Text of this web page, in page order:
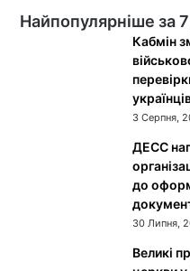
Найпопулярніше за 7
Кабмін
3 Серпня,
ДЕСС
до
30 Липня,
Великі